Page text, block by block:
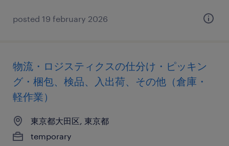
posted 19 february 2026
物流・ロジスティクスの仕分け・ピッキン
グ・梱包、検品、入出荷、その他（倉庫・
軽作業）
東京都大田区, 東京都
temporary